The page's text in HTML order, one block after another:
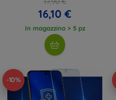
16,10 €
In magazzino > 5 pz
-10%